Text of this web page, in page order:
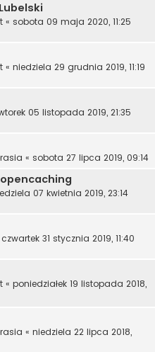
« sobota 09 maja 2020, 11:25
« niedziela 29 grudnia 2019, 11:19
05 listopada 2019, 21:35
« sobota 27 lipca 2019, 09:14
07 kwietnia 2019, 23:14
czwartek 31 stycznia 2019, 11:40
« poniedziałek 19 listopada 2018,
« niedziela 22 lipca 2018,